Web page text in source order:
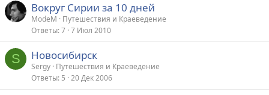
Вокруг Сирии за 10 дней
ModeM
Путешествия и Краеведение
Ответы 7 7 Июл 2010
S Новосибирск
Sergy Путешествия и Краеведение
Ответы 5 20 Дек 2006